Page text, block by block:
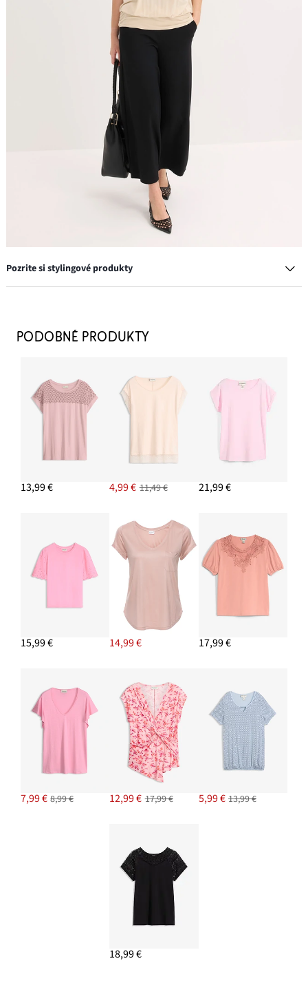
Pozrite si stylingové produkty
12,99 €
Nohavice Culotte z viskózového mixu
21,99 €-12%
Kabelka Shopper s remienkovým detailom
PRIDAŤ DO KOŠÍKA
PRIDAŤ DO KOŠÍKA
PODOBNÉ PRODUKTY
13,99 € 4,99 € 11,49 € 21,99 €
15,99 € 14,99 € 17,99 €
7,99 € 8,99 € 12,99 € 17,99 € 5,99 € 13,99 €
18,99 €